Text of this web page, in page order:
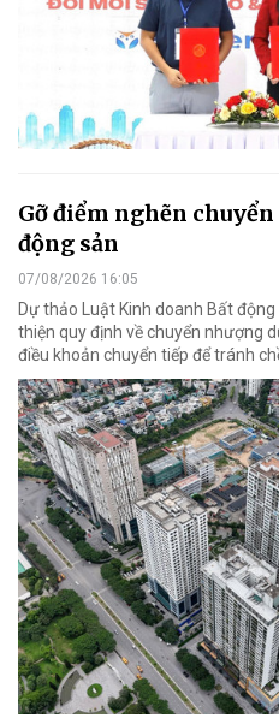
Gỡ điểm nghẽn
động sản
07/08/2026 16:05
Dự thảo Luật Kinh doanh Bất
thiện quy định về chuyển nhượng
điều khoản chuyển tiếp để tránh